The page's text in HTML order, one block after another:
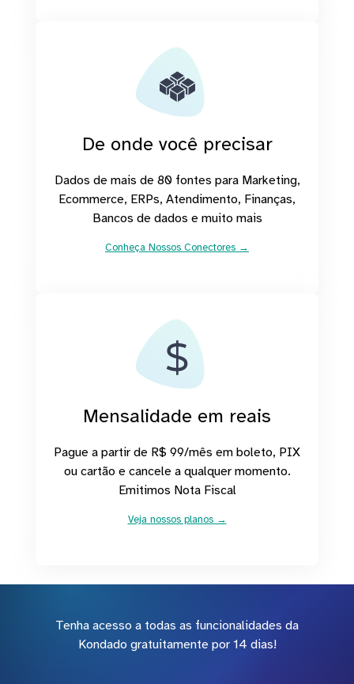
De onde você precisar
Dados de mais de 80 fontes para Marketing,
Ecommerce, ERPs, Atendimento, Finanças,
Bancos de dados e muito mais
Conheça Nossos Conectores →
Mensalidade em reais
Pague a partir de R$ 99/mês em boleto, PIX
ou cartão e cancele a qualquer momento.
Emitimos Nota Fiscal
Veja nossos planos →
Tenha acesso a todas as funcionalidades da
Kondado gratuitamente por 14 dias!